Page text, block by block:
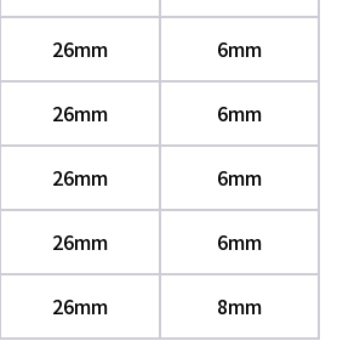
26mm 6mm
26mm 6mm
26mm 6mm
26mm 6mm
26mm 8mm